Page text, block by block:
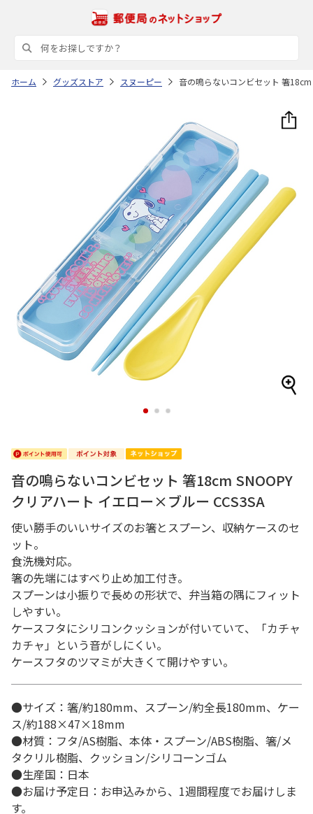
ホーム グッズストア スヌーピー 音の鳴らないコンビセット 箸
1 2 3
音の鳴らないコンビセット 箸18cm SNOOPY
クリアハート イエロー×ブルー CCS3SA
使い勝手のいいサイズのお箸とスプーン、収納ケースのセ
ット。
食洗機対応。
箸の先端にはすべり止め加工付き。
スプーンは小振りで長めの形状で、弁当箱の隅にフィット
しやすい。
ケースフタにシリコンクッションが付いていて、「カチャ
カチャ」という音がしにくい。
ケースフタのツマミが大きくて開けやすい。
●サイズ：箸/約180mm、スプーン/約全長180mm、ケー
ス/約188×47×18mm
●材質：フタ/AS樹脂、本体・スプーン/ABS樹脂、箸/メ
タクリル樹脂、クッション/シリコーンゴム
●生産国：日本
●お届け予定日：お申込みから、1週間程度でお届けしま
す。